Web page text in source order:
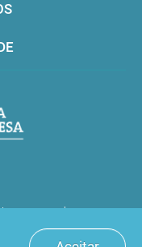
reservados